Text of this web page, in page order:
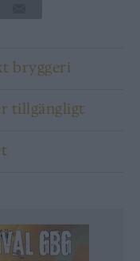
bryggeri
tillgängligt